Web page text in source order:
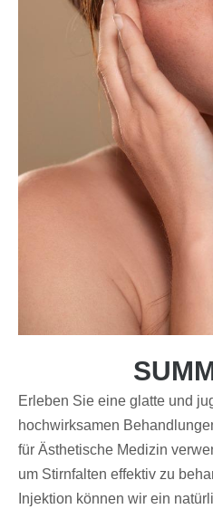
Erleben Sie eine glatte und
hochwirksamen
für Ästhetische Medizin
um Stirnfalten effektiv zu
Injektion können wir ein